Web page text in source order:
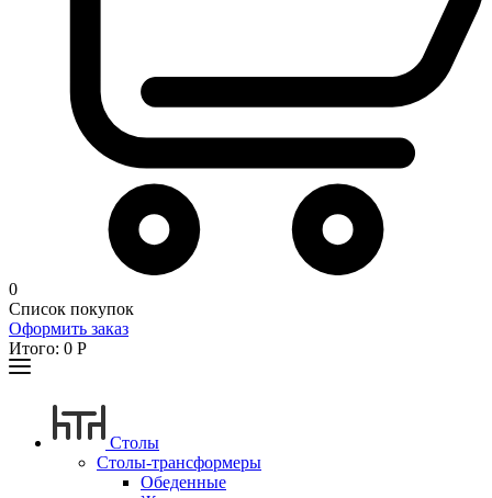
0
Список покупок
Оформить заказ
Итого: 0 Р
Столы
Столы-трансформеры
Обеденные